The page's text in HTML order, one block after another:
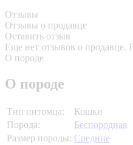
Отзывы
Отзывы о продавце
Оставить отзыв
Еще нет отзывов о продавце.
О породе
О породе
Тип питомца:
Кошки
Порода:
Беспородная
Размер породы: Средние